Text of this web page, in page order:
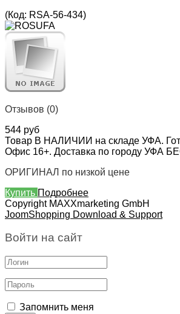
(Код: RSA-56-434)
Отзывов (0)
544 руб
Товар В НАЛИЧИИ на складе УФА.
Офис 16+. Доставка по городу УФА
ОРИГИНАЛ по низкой цене
Купить Подробнее
Copyright MAXXmarketing GmbH
JoomShopping Download & Support
Войти на сайт
Запомнить меня